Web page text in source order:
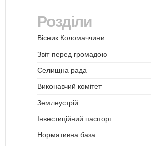
Розділи
Вісник Коломаччини
Звіт перед громадою
Селищна рада
Виконавчий комітет
Землеустрій
Інвестиційний паспорт
Нормативна база